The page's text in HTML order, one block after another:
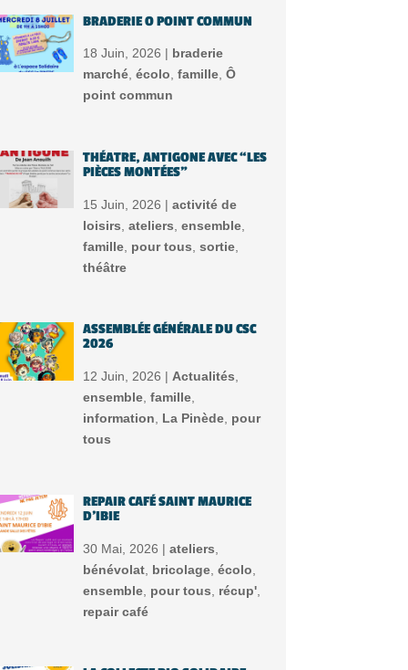
BRADERIE O POINT COMMUN
18 Juin, 2026 | braderie
marché, écolo famille, Ô
point commun
THÉATRE, ANTIGONE AVEC “LES
PIÈCES MONTÉES”
15 Juin, 2026 | activité de
loisirs ateliers ensemble,
famille, pour tous sortie,
théâtre
ASSEMBLÉE GÉNÉRALE DU CSC
2026
12 Juin, 2026 | Actualités
ensemble, famille,
information
La Pinède, pour
tous
REPAIR CAFÉ SAINT MAURICE
D’IBIE
30 Mai, 2026 | ateliers
bénévolat, bricolage, écolo
ensemble, pour tous récup',
repair café